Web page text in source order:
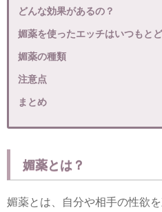
どんな効果があるの？
媚薬を使ったエッチはいつもと
媚薬の種類
注意点
まとめ
媚薬とは？
媚薬とは、自分や相手の性欲